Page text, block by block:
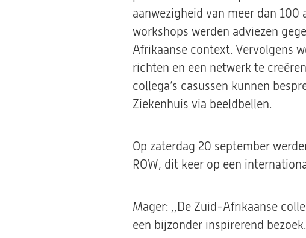
aanwezigheid van meer dan
workshops werden adviezen
Afrikaanse context. Vervolgens
richten en een netwerk te
collega’s casussen kunnen
Ziekenhuis via beeldbellen.
Op zaterdag 20 september
ROW, dit keer op een
Mager: ,,De Zuid-Afrikaanse
een bijzonder inspirerend